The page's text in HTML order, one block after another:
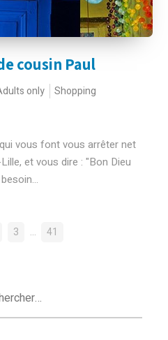
cousin Paul
only Shopping
vous font vous arrêter net
et vous dire : "Bon Dieu
3 … 41